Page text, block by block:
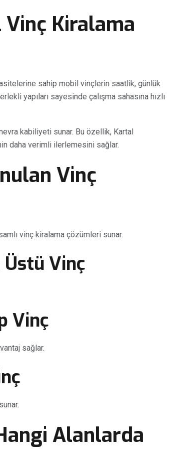
Kiralama
sahip mobil vinçlerin saatlik, günlük
yapıları sayesinde çalışma sahasına hızlı
kabiliyeti sunar. Bu özellik, Kartal
daha verimli ilerlemesini sağlar.
Vinç
vinç kiralama çözümleri sunar.
Vinç
Vinç
sağlar.
Alanlarda